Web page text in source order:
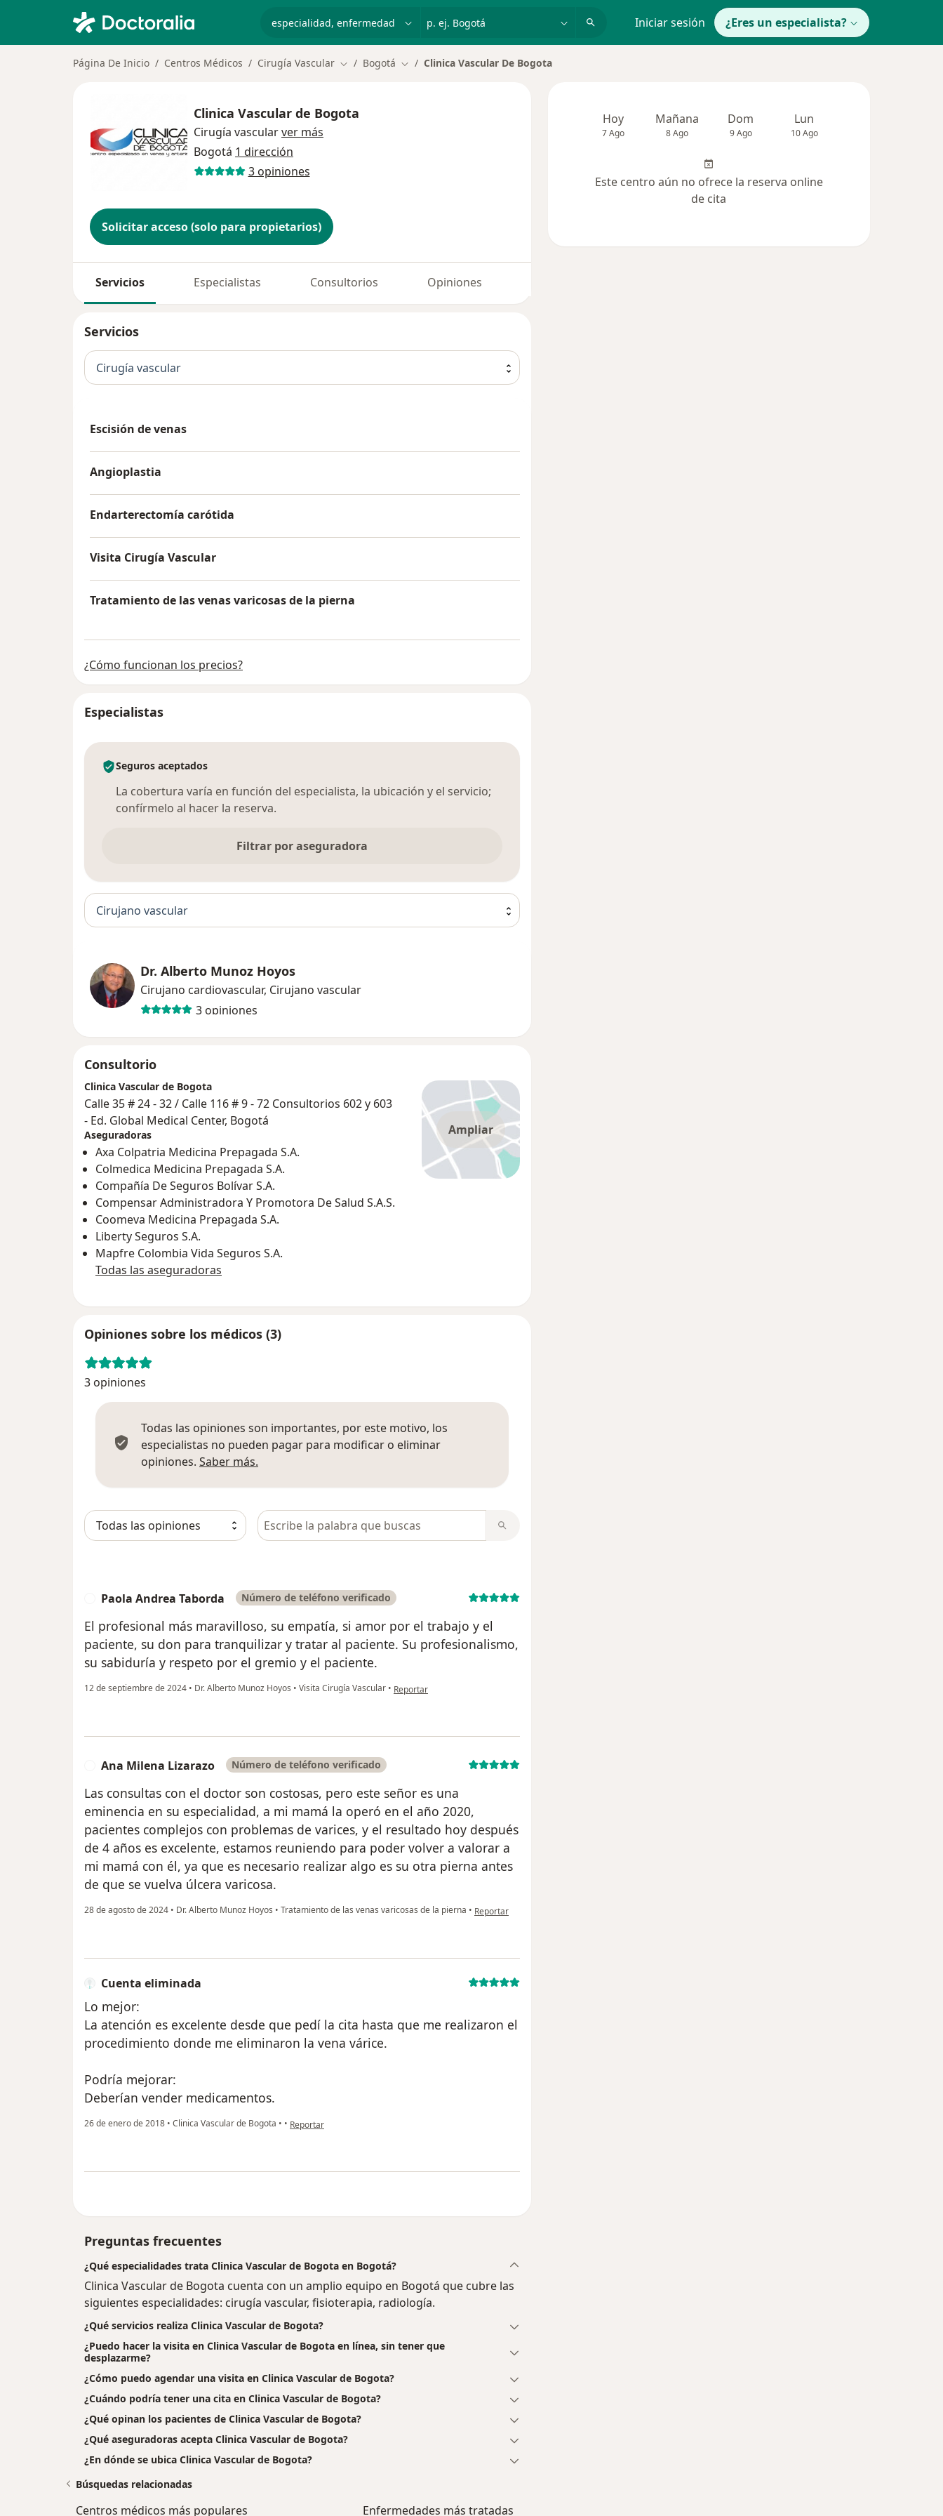
p. ej. Bogotá Iniciar sesión ¿Eres un especialista?
Página De Inicio Centros Médicos Cirugía Vascular Cambiar de ciudad
Bogotá Cambiar de ciudad
Clinica Vascular De Bogota
Clinica Vascular de Bogota
Cirugía vascularver más
Bogotá 1 dirección
3 opiniones
Solicitar acceso (solo para propietarios)
Servicios Especialistas Consultorios Opiniones
Servicios
Cirugía vascular
Escisión de venas
Angioplastia
Endarterectomía carótida
Visita Cirugía Vascular
Tratamiento de las venas varicosas de la pierna
¿Cómo funcionan los precios?
Especialistas
Seguros aceptados
La cobertura varía en función del especialista, la ubicación y el servicio;
confírmelo al hacer la reserva.
Filtrar por aseguradora
Cirujano vascular
Dr. Alberto Munoz Hoyos
Cirujano cardiovascular, Cirujano vascular
3 opiniones
Consultorio
Ampliar
Clinica Vascular de Bogota
Calle 35 # 24 - 32 / Calle 116 # 9 - 72 Consultorios 602 y 603
- Ed. Global Medical Center, Bogotá
Aseguradoras
Axa Colpatria Medicina Prepagada S.A.
Colmedica Medicina Prepagada S.A.
Compañía De Seguros Bolívar S.A.
Compensar Administradora Y Promotora De Salud S.A.S.
Coomeva Medicina Prepagada S.A.
Liberty Seguros S.A.
Mapfre Colombia Vida Seguros S.A.
Todas las aseguradoras
Opiniones sobre los médicos (3)
3 opiniones
Todas las opiniones son importantes, por este motivo, los
especialistas no pueden pagar para modificar o eliminar
opiniones. Saber más.
Busca en opiniones
Paola Andrea Taborda Número de teléfono verificado
El profesional más maravilloso, su empatía, si amor por el trabajo y el
paciente, su don para tranquilizar y tratar al paciente. Su profesionalismo,
su sabiduría y respeto por el gremio y el paciente.
12 de septiembre de 2024 • Dr. Alberto Munoz Hoyos • Visita Cirugía Vascular • en opinión del usuario Paola Andrea Taborda
Reportar
Ana Milena Lizarazo Número de teléfono verificado
Las consultas con el doctor son costosas, pero este señor es una
eminencia en su especialidad, a mi mamá la operó en el año 2020,
pacientes complejos con problemas de varices, y el resultado hoy después
de 4 años es excelente, estamos reuniendo para poder volver a valorar a
mi mamá con él, ya que es necesario realizar algo es su otra pierna antes
de que se vuelva úlcera varicosa.
28 de agosto de 2024 • Dr. Alberto Munoz Hoyos • Tratamiento de las venas varicosas de la pierna • en opinión del usuario Ana Milena Lizarazo
Reportar
Cuenta eliminada
Lo mejor:
La atención es excelente desde que pedí la cita hasta que me realizaron el
procedimiento donde me eliminaron la vena várice.
Podría mejorar:
Deberían vender medicamentos.
26 de enero de 2018 • Clinica Vascular de Bogota • • en opinión del usuario Cuenta eliminada
Reportar
Preguntas frecuentes
¿Qué especialidades trata Clinica Vascular de Bogota en Bogotá?
Clinica Vascular de Bogota cuenta con un amplio equipo en Bogotá que cubre las
siguientes especialidades: cirugía vascular, fisioterapia, radiología.
¿Qué servicios realiza Clinica Vascular de Bogota?
¿Puedo hacer la visita en Clinica Vascular de Bogota en línea, sin tener que
desplazarme?
¿Cómo puedo agendar una visita en Clinica Vascular de Bogota?
¿Cuándo podría tener una cita en Clinica Vascular de Bogota?
¿Qué opinan los pacientes de Clinica Vascular de Bogota?
¿Qué aseguradoras acepta Clinica Vascular de Bogota?
¿En dónde se ubica Clinica Vascular de Bogota?
Hoy
7 Ago
Mañana
8 Ago
Dom
9 Ago
Lun
10 Ago
Este centro aún no ofrece la reserva online
de cita
Búsquedas relacionadas
Centros médicos más populares Enfermedades más tratadas